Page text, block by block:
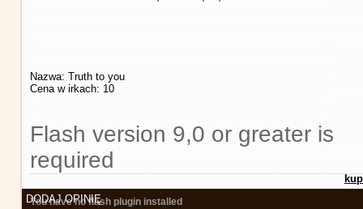
Nazwa: Truth to you
Cena w irkach: 10
Flash version 9,0 or greater is
required
You have no flash plugin installed
DODAJ OPINIĘ